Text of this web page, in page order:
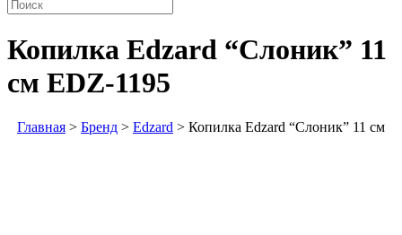
Копилка Edzard “Слоник” 11
см EDZ-1195
Главная > Бренд > Edzard > Копилка Edzard “Слоник” 11 см